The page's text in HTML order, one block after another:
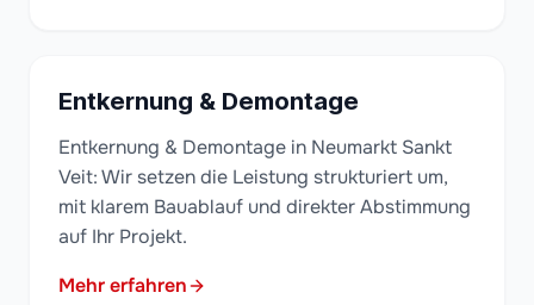
Entkernung & Demontage
Entkernung & Demontage in Neumarkt Sankt
Veit: Wir setzen die Leistung strukturiert um,
mit klarem Bauablauf und direkter Abstimmung
auf Ihr Projekt.
Mehr erfahren